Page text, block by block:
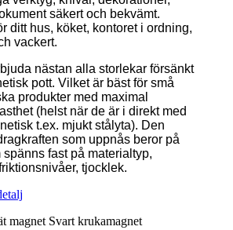
säkert och bekvämt.
ditt hus, köket, kontoret i ordning,
vackert.
nästan alla storlekar försänkt
pott. Vilket är bäst för små
produkter med maximal
(helst när de är i direkt med
t.ex. mjukt stålyta). Den
som uppnås beror på
spänns fast på materialtyp,
tjocklek.